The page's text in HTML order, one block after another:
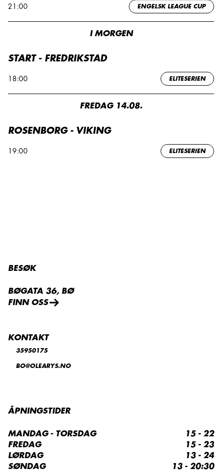
21:00 ENGELSK LEAGUE CUP
I MORGEN
START - FREDRIKSTAD
18:00 ELITESERIEN
FREDAG 14.08.
ROSENBORG - VIKING
19:00 ELITESERIEN
BESØK
BØGATA 36, BØ
FINN OSS
KONTAKT
35950175
BO@OLEARYS.NO
ÅPNINGSTIDER
MANDAG - TORSDAG
15 - 22
FREDAG
15 - 23
LØRDAG
13 - 24
SØNDAG
13 - 20:30